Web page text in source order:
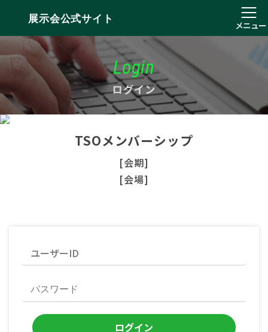
展示会公式サイト
メニュー
Login
ログイン
TSOメンバーシップ
[会期]
[会場]